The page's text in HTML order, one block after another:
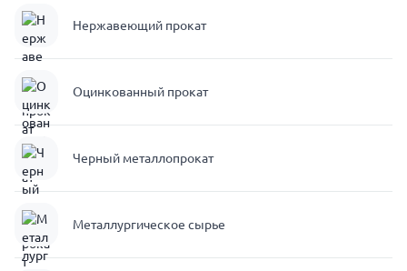
Нержавеющий прокат
Оцинкованный прокат
Черный металлопрокат
Металлургическое сырье